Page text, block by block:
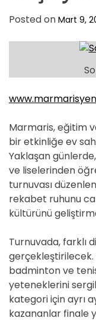
Posted on Mart 9,
Marmaris, eğitim
bir etkinliğe ev
Yaklaşan
ve liselerinden
turnuvası
rekabet ruhunu
kültürünü
Turnuvada, farklı
badminton ve
yeteneklerini
kategori için ayrı
kazananlar finale